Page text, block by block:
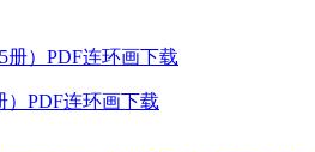
）PDF连环画下载